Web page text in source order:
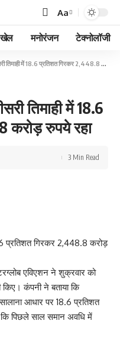
Aa
खेल मनोरंजन टेक्नोलॉजी
में 18.6 प्रतिशत गिरकर 2,448.8 करोड़ रुपये रहा
तिमाही में 18.6
करोड़ रुपये रहा
3 Min Read
प्रतिशत गिरकर 2,448.8 करोड़
एविएशन ने शुक्रवार को
किए। कंपनी ने बताया कि
आधार पर 18.6 प्रतिशत
पिछले साल समान अवधि में